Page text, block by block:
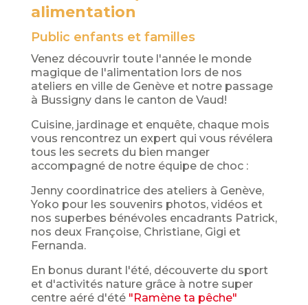
alimentation
Public enfants et familles
Venez découvrir toute l'année le monde
magique de l'alimentation lors de nos
ateliers en ville de Genève et notre passage
à Bussigny dans le canton de Vaud!
Cuisine, jardinage et enquête, chaque mois
vous rencontrez un expert qui vous révélera
tous les secrets du bien manger
accompagné de notre équipe de choc :
Jenny coordinatrice des ateliers à Genève,
Yoko pour les souvenirs photos, vidéos et
nos superbes bénévoles encadrants Patrick,
nos deux Françoise, Christiane, Gigi et
Fernanda.
En bonus durant l'été, découverte du sport
et d'activités nature grâce à notre super
centre aéré d'été "Ramène ta pêche"